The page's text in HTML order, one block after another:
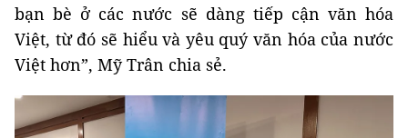
bạn bè ở các nước sẽ dàng tiếp cận văn hóa
Việt, từ đó sẽ hiểu và yêu quý văn hóa của nước
Việt hơn”, Mỹ Trân chia sẻ.